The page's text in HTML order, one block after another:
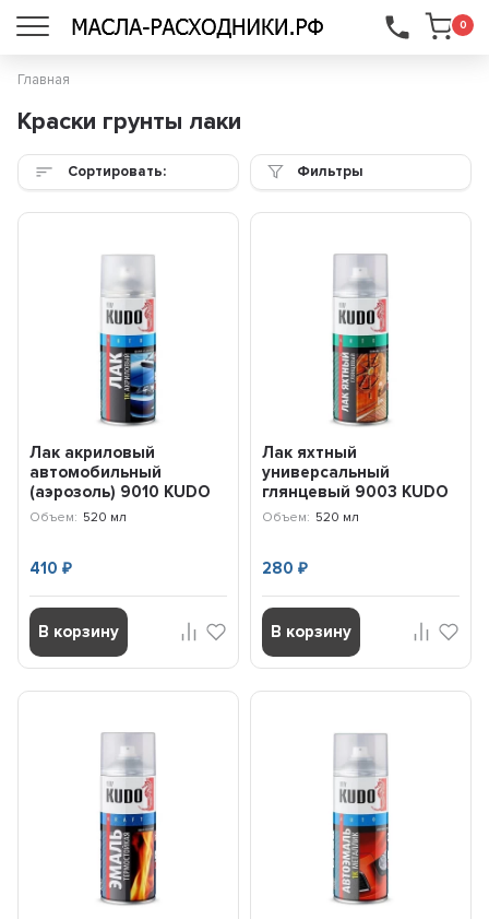
0
...
Главная
Краски грунты лаки
Сортировать: Фильтры
Лак акриловый
автомобильный
(аэрозоль) 9010 KUDO
KU9010
Объем: 520 мл
410₽
В корзину
Лак яхтный
универсальный
глянцевый 9003 KUDO
(520 мл) KU9003
Объем: 520 мл
280 ₽
В корзину